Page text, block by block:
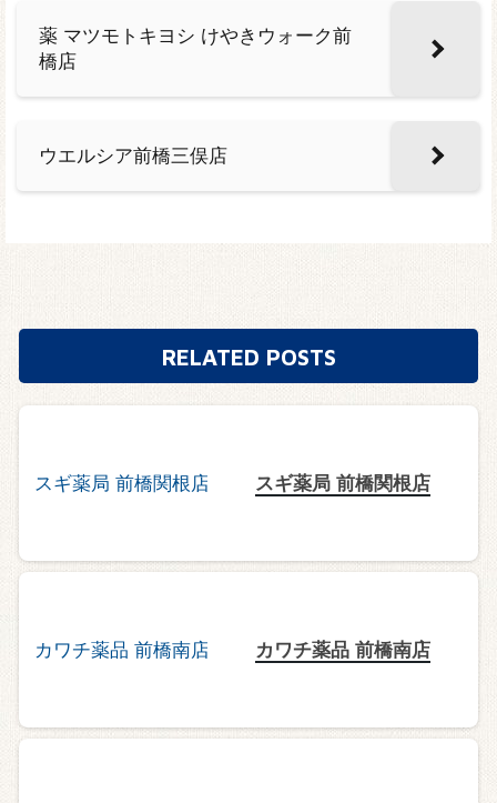
薬 マツモトキヨシ けやきウォーク前
橋店
ウエルシア前橋三俣店
RELATED POSTS
スギ薬局 前橋関根店
カワチ薬品 前橋南店